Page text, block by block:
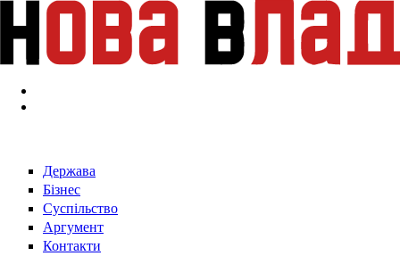
Перейти к основному содержанию
Держава
Бізнес
Суспільство
Аргумент
Контакти